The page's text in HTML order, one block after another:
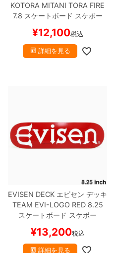
KOTORA MITANI TORA FIRE
7.8 スケートボード スケボー
¥12,100税込
詳細を見る
EVISEN DECK エビセン デッキ
TEAM EVI-LOGO RED 8.25
スケートボード スケボー
¥13,200税込
詳細を見る